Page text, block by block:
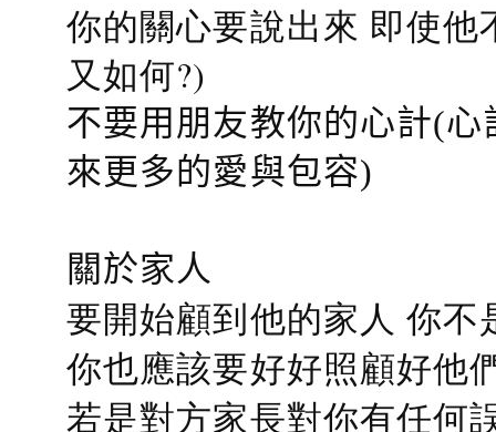
你的關心要說出來 即使
又如何?)
不要用朋友教你的心計(
來更多的愛與包容)
關於家人
要開始顧到他的家人 你
你也應該要好好照顧好他
若是對方家長對你有任何